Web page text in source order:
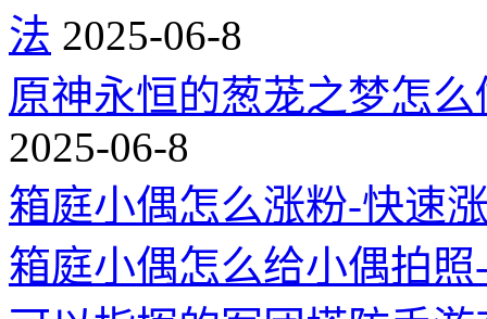
法 2025-06-8
原神永恒的葱茏之梦怎
2025-06-8
箱庭小偶怎么涨粉-快速
箱庭小偶怎么给小偶拍